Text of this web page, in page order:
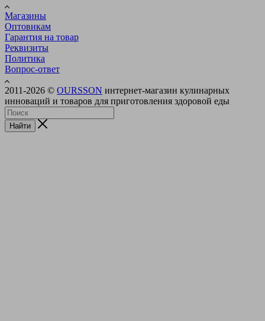
Магазины
Оптовикам
Гарантия на товар
Реквизиты
Политика
Вопрос-ответ
2011-2026 © OURSSON интернет-магазин кулинарных
инноваций и товаров для приготовления здоровой еды
Найти